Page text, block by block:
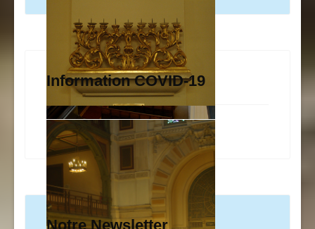
Information COVID-19
Notre Newsletter